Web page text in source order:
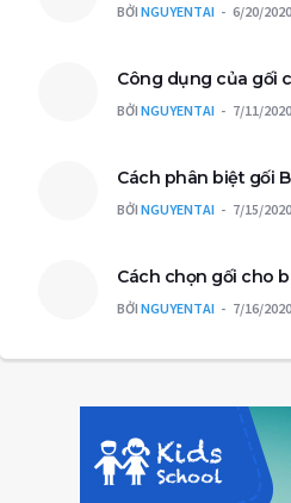
BỞI NGUYENTAI 6/20/2020
Công dụng của gối
BỞI NGUYENTAI 7/11/2020
Cách phân biệt gối
BỞI NGUYENTAI 7/15/2020
Cách chọn gối cho
BỞI NGUYENTAI 7/16/2020